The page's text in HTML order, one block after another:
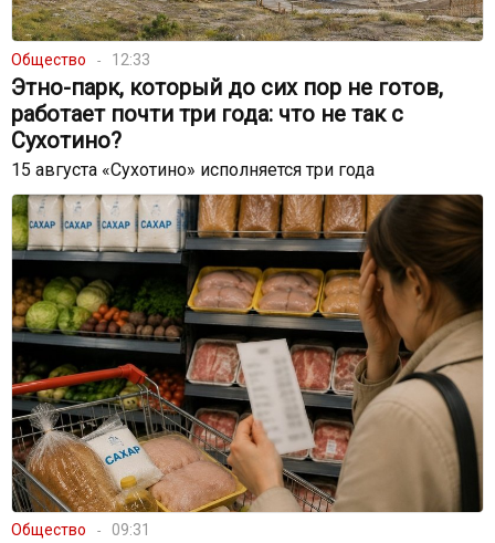
Общество 12:33
Этно-парк, который до сих пор не готов,
работает почти три года: что не так с
Сухотино?
15 августа «Сухотино» исполняется три года
Общество 09:31